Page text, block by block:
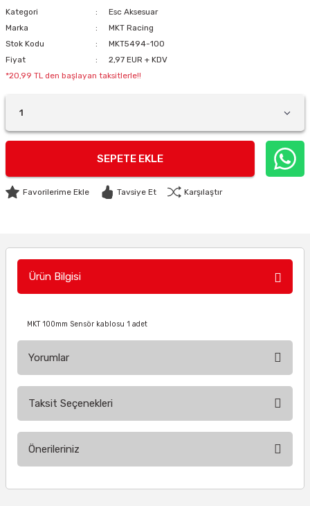
Kategori
Esc Aksesuar
Marka
MKT Racing
Stok Kodu
MKT5494-100
Fiyat
2,97 EUR + KDV
*20,99 TL den başlayan taksitlerle!!
SEPETE EKLE
Tavsiye Et Karşılaştır
Ürün Bilgisi
MKT 100mm Sensör kablosu 1 adet
Yorumlar
Taksit Seçenekleri
Önerileriniz